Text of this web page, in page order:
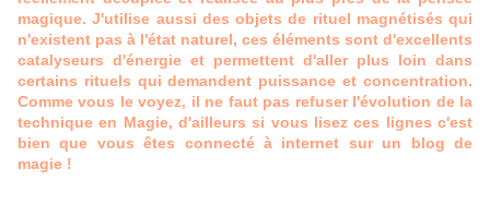
magique. J'utilise aussi des objets de rituel magnétisés qui
n'existent pas à l'état naturel, ces éléments sont d'excellents
catalyseurs d'énergie et permettent d'aller plus loin dans
certains rituels qui demandent puissance et concentration.
Comme vous le voyez, il ne faut pas refuser l'évolution de la
technique en Magie, d'ailleurs si vous lisez ces lignes c'est
bien que vous êtes connecté à internet sur un blog de
magie !